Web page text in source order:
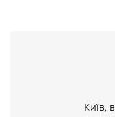
Парктронік задній
Київ,